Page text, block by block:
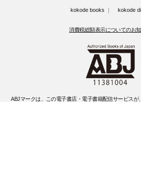
kokode books kokode
消費税総額表示についてのお
ABJマークは、この電子書店・電子書籍配信サービスが